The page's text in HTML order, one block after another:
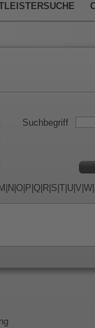
Suchbegriff
M N O P Q R S T U V W